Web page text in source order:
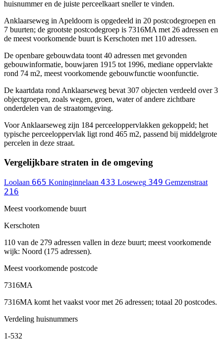
huisnummer en de juiste perceelkaart sneller te vinden.
Anklaarseweg in Apeldoorn is opgedeeld in 20 postcodegroepen en
7 buurten; de grootste postcodegroep is 7316MA met 26 adressen en
de meest voorkomende buurt is Kerschoten met 110 adressen.
De openbare gebouwdata toont 40 adressen met gevonden
gebouwinformatie, bouwjaren 1915 tot 1996, mediane oppervlakte
rond 74 m2, meest voorkomende gebouwfunctie woonfunctie.
De kaartdata rond Anklaarseweg bevat 307 objecten verdeeld over 3
objectgroepen, zoals wegen, groen, water of andere zichtbare
onderdelen van de straatomgeving.
Voor Anklaarseweg zijn 184 perceeloppervlakken gekoppeld; het
typische perceeloppervlak ligt rond 465 m2, passend bij middelgrote
percelen in deze straat.
Vergelijkbare straten in de omgeving
Loolaan 665 Koninginnelaan 433 Loseweg 349 Gemzenstraat
216
Meest voorkomende buurt
Kerschoten
110 van de 279 adressen vallen in deze buurt; meest voorkomende
wijk: Noord (175 adressen).
Meest voorkomende postcode
7316MA
7316MA komt het vaakst voor met 26 adressen; totaal 20 postcodes.
Verdeling huisnummers
1-532